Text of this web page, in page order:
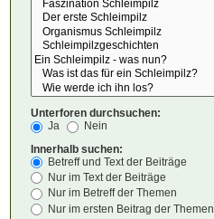
Unterforen durchsuchen:
Ja
Nein
Innerhalb suchen:
Betreff und Text der Beiträge
Nur im Text der Beiträge
Nur im Betreff der Themen
Nur im ersten Beitrag der Themen